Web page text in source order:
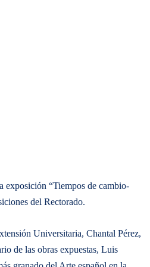
exposición “Tiempos de cambio-
del Rectorado.
Universitaria, Chantal Pérez,
de las obras expuestas, Luis